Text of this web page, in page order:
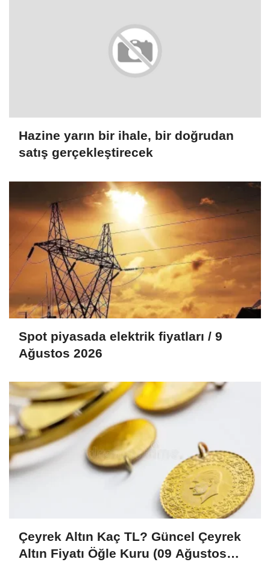
Hazine yarın bir ihale, bir doğrudan
satış gerçekleştirecek
Spot piyasada elektrik fiyatları / 9
Ağustos 2026
Çeyrek Altın Kaç TL? Güncel Çeyrek
Altın Fiyatı Öğle Kuru (09 Ağustos